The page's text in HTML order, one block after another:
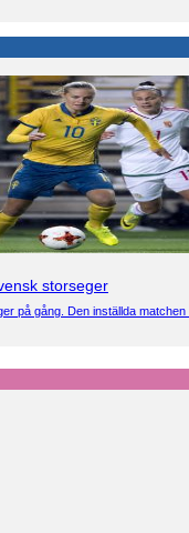
storseger
på gång. Den inställda